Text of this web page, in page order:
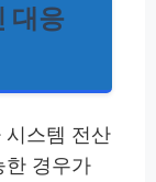
대응
시스템 전산
한 경우가